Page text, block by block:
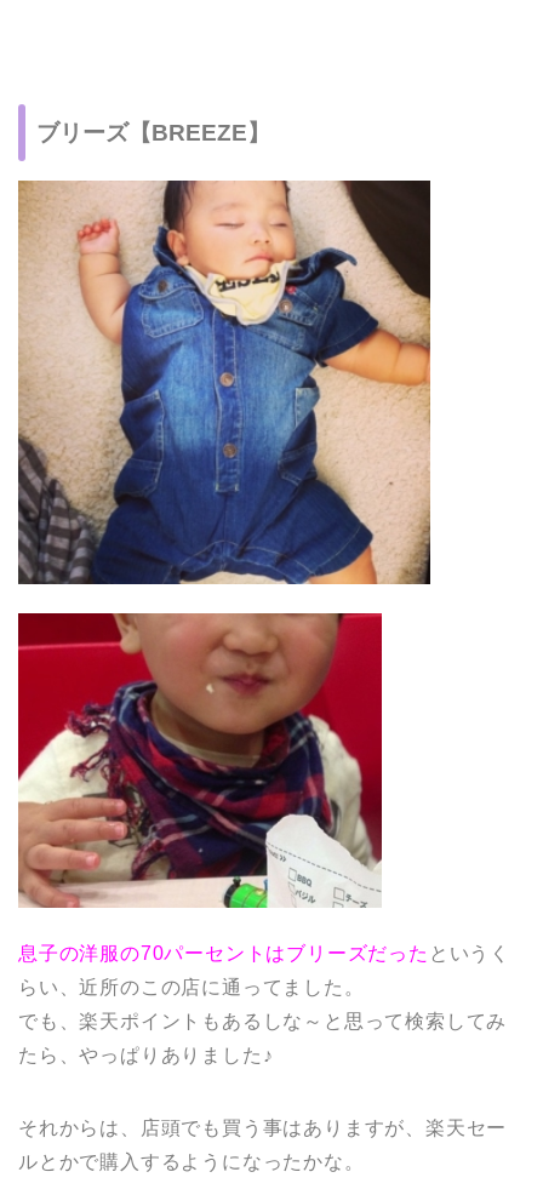
ブリーズ【BREEZE】
息子の洋服の70パーセントはブリーズだった というく
らい、近所のこの店に通ってました。
でも、楽天ポイントもあるしな～と思って検索してみ
たら、やっぱりありました♪
それからは、店頭でも買う事はありますが、楽天セー
ルとかで購入するようになったかな。